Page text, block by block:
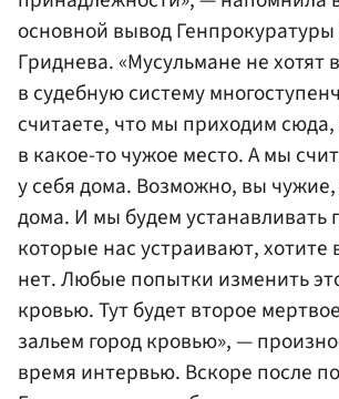
основной вывод
Гриднева. «Мусульмане не хотят
в судебную систему
считаете, что мы приходим
в какое-то чужое место. А мы
у себя дома. Возможно, вы
дома. И мы будем устанавливать
которые нас устраивают, хотите
нет. Любые попытки изменить
кровью. Тут будет второе
зальем город кровью», —
время интервью. Вскоре после